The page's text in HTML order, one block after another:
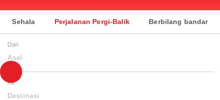
Sehala Perjalanan Pergi-Balik Berbilang bandar
Dari
Asal
Ke
Destinasi